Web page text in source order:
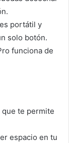
portátil y
solo botón.
funciona de
te permite
espacio en tu